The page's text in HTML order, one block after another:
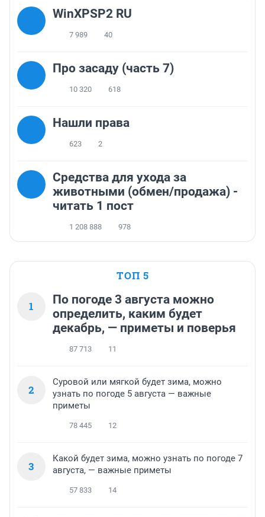
WinXPSP2 RU
7 989 40
Про засаду (часть 7)
10 320 618
Нашли права
623 2
Средства для ухода за
животными (обмен/продажа) -
читать 1 пост
1 208 888 978
ТОП 5
1
По погоде 3 августа можно
определить, каким будет
декабрь, — приметы и поверья
87 713 11
2
Суровой или мягкой будет зима, можно
узнать по погоде 5 августа — важные
приметы
78 445 12
3
Какой будет зима, можно узнать по погоде 7
августа, — важные приметы
57 833 14